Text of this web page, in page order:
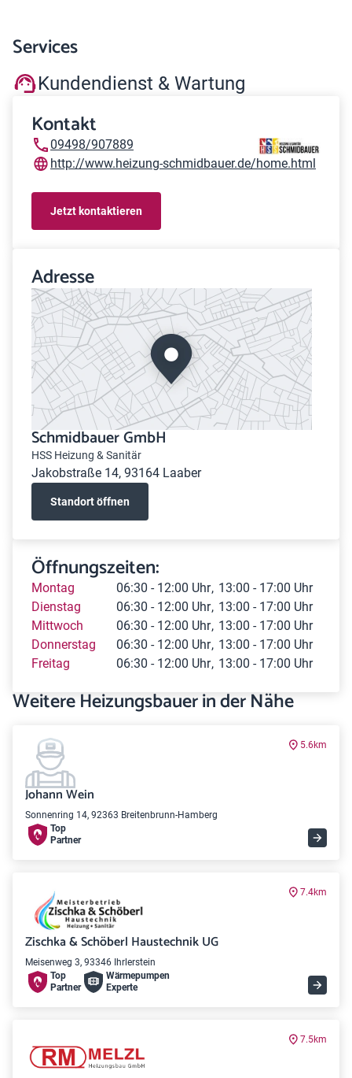
Services
Kundendienst & Wartung
Kontakt
09498/907889
http://www.heizung-schmidbauer.de/home.html
Jetzt kontaktieren
Adresse
Schmidbauer GmbH
HSS Heizung & Sanitär
Jakobstraße 14, 93164 Laaber
Standort öffnen
Öffnungszeiten:
Montag 06:30 - 12:00 Uhr 13:00 - 17:00 Uhr
Dienstag
06:30 - 12:00 Uhr 13:00 - 17:00 Uhr
Mittwoch
06:30 - 12:00 Uhr 13:00 - 17:00 Uhr
Donnerstag
06:30 - 12:00 Uhr 13:00 - 17:00 Uhr
Freitag
06:30 - 12:00 Uhr 13:00 - 17:00 Uhr
Weitere Heizungsbauer in der Nähe
5.6km
Johann Wein
Sonnenring 14, 92363 Breitenbrunn-Hamberg
Top
Partner
7.4km
Zischka & Schöberl Haustechnik UG
Meisenweg 3, 93346 Ihrlerstein
Top
Partner
Wärme­pumpen
Experte
7.5km